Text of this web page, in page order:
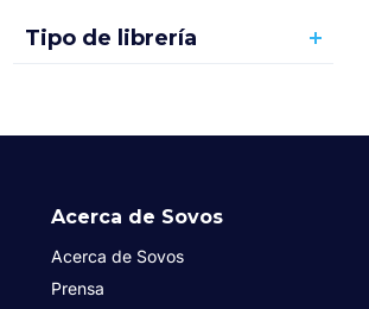
Tipo de librería
Acerca de Sovos
Acerca de Sovos
Prensa